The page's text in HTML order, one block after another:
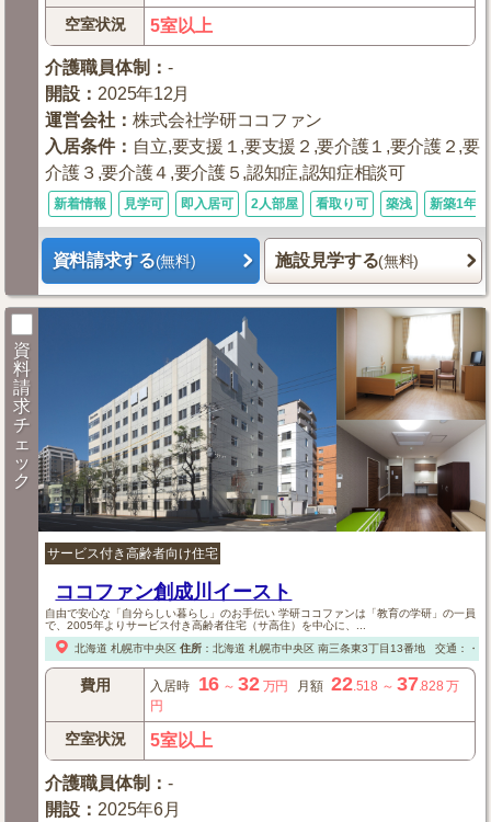
空室状況 5室以上
介護職員体制 ：-
開設 ：2025年12月
運営会社 ：株式会社学研ココファン
入居条件： 自立,要支援１,要支援２,要介護１,要介護２,要
介護３,要介護４,要介護５,認知症,認知症相談可
新着情報 見学可 即入居可 2人部屋 看取り可 築浅 新築1年
資料請求する(無料) 施設見学する(無料)
資
料
請
求
チ
ェ
ッ
ク
サービス付き高齢者向け住宅
ココファン創成川イースト
自由で安心な「自分らしい暮らし」のお手伝い 学研ココファンは「教育の学研」の一員
で、2005年よりサービス付き高齢者住宅（サ高住）を中心に、...
北海道 札幌市中央区 住所： 北海道 札幌市中央区南三条東3丁目13番地 交通：・
費用 入居時 16 ～32 万円 月額 22.518 ～37.828 万
円
空室状況 5室以上
介護職員体制 ：-
開設 ： 2025年6月